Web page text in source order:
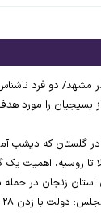
مشهد/ دو فرد
بسیجیان را مورد
گلستان که دیشب
تا روسیه، اهمیت